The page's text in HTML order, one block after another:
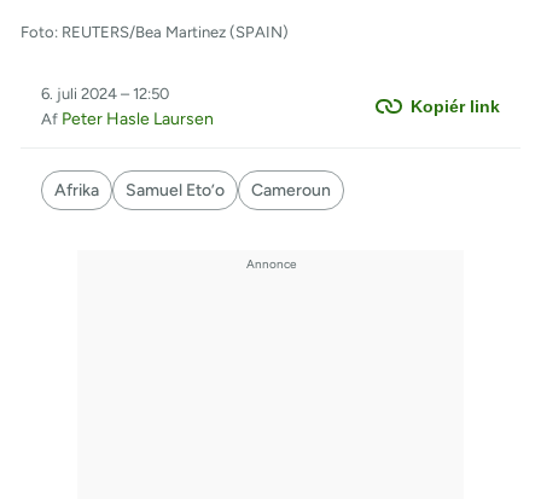
Foto: REUTERS/Bea Martinez (SPAIN)
Kopiér link
6. juli 2024 – 12:50
Af Peter Hasle Laursen
Afrika Samuel Eto’o Cameroun